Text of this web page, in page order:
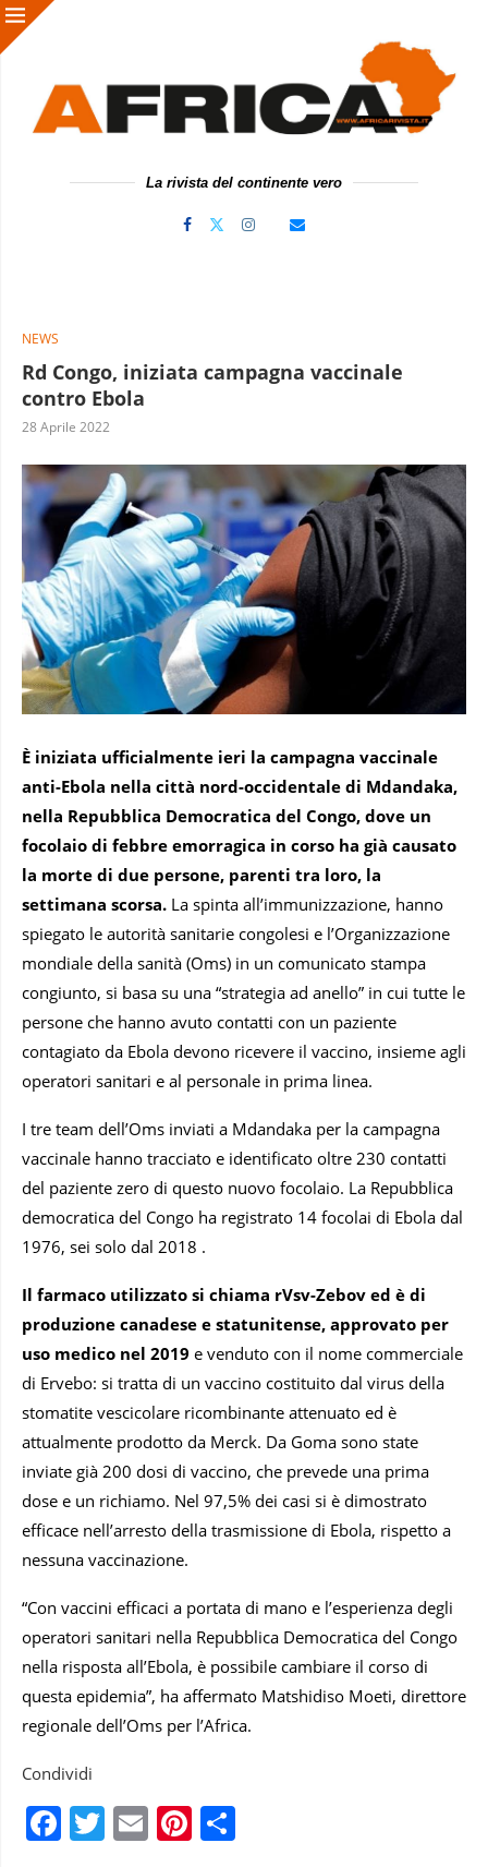
La rivista del continente vero
NEWS
Rd Congo, iniziata campagna vaccinale
contro Ebola
28 Aprile 2022
È iniziata ufficialmente ieri la campagna vaccinale
anti-Ebola nella città nord-occidentale di Mdandaka,
nella Repubblica Democratica del Congo, dove un
focolaio di febbre emorragica in corso ha già causato
la morte di due persone, parenti tra loro, la
settimana scorsa. La spinta all’immunizzazione, hanno
spiegato le autorità sanitarie congolesi e l’Organizzazione
mondiale della sanità (Oms) in un comunicato stampa
congiunto, si basa su una “strategia ad anello” in cui tutte le
persone che hanno avuto contatti con un paziente
contagiato da Ebola devono ricevere il vaccino, insieme agli
operatori sanitari e al personale in prima linea.
I tre team dell’Oms inviati a Mdandaka per la campagna
vaccinale hanno tracciato e identificato oltre 230 contatti
del paziente zero di questo nuovo focolaio. La Repubblica
democratica del Congo ha registrato 14 focolai di Ebola dal
1976, sei solo dal 2018 .
Il farmaco utilizzato si chiama rVsv-Zebov ed è di
produzione canadese e statunitense, approvato per
uso medico nel 2019 e venduto con il nome commerciale
di Ervebo: si tratta di un vaccino costituito dal virus della
stomatite vescicolare ricombinante attenuato ed è
attualmente prodotto da Merck. Da Goma sono state
inviate già 200 dosi di vaccino, che prevede una prima
dose e un richiamo. Nel 97,5% dei casi si è dimostrato
efficace nell’arresto della trasmissione di Ebola, rispetto a
nessuna vaccinazione.
“Con vaccini efficaci a portata di mano e l’esperienza degli
operatori sanitari nella Repubblica Democratica del Congo
nella risposta all’Ebola, è possibile cambiare il corso di
questa epidemia”, ha affermato Matshidiso Moeti, direttore
regionale dell’Oms per l’Africa.
Condividi
Facebook
Twitter
EmailPinterest